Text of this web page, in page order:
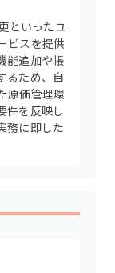
といったユ
ビスを提供
能追加や帳
るため、自
原価管理環
件を反映し
務に即した